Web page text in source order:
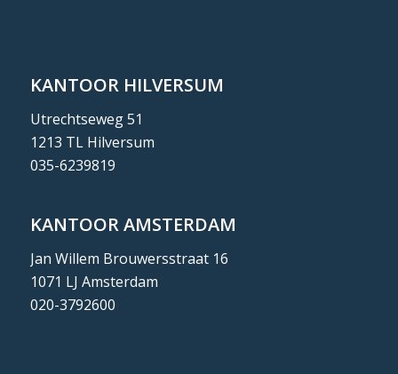
KANTOOR HILVERSUM
Utrechtseweg 51
1213 TL Hilversum
035-6239819
KANTOOR AMSTERDAM
Jan Willem Brouwersstraat 16
1071 LJ Amsterdam
020-3792600